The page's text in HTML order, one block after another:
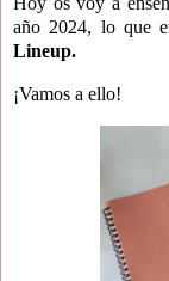
año 2024, lo que
Lineup.
¡Vamos a ello!